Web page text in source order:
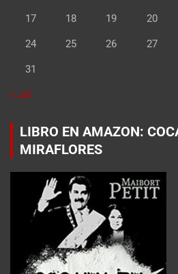
17 18 19 20
24 25 26 27
31
« Jul
LIBRO EN AMAZON:
MIRAFLORES